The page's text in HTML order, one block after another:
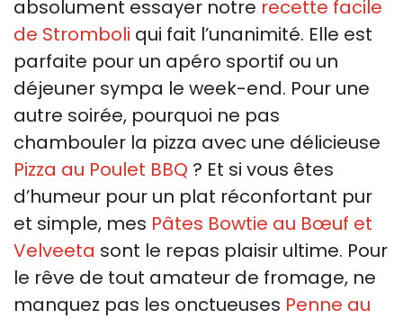
absolument essayer notre recette facile
de Stromboli qui fait l’unanimité. Elle est
parfaite pour un apéro sportif ou un
déjeuner sympa le week-end. Pour une
autre soirée, pourquoi ne pas
chambouler la pizza avec une délicieuse
Pizza au Poulet BBQ ? Et si vous êtes
d’humeur pour un plat réconfortant pur
et simple, mes Pâtes Bowtie au Bœuf et
Velveeta sont le repas plaisir ultime. Pour
le rêve de tout amateur de fromage, ne
manquez pas les onctueuses Penne au